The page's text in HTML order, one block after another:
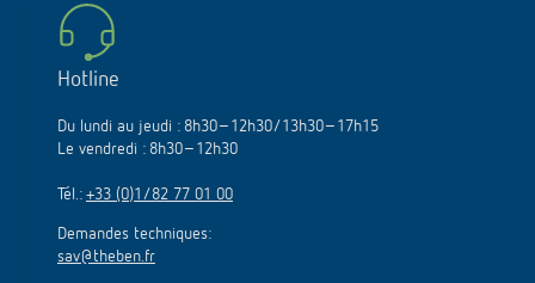
Hotline
Du lundi au jeudi : 8h30–12h30/13h30–17h15
Le vendredi : 8h30–12h30
Tél.: +33 (0)1/82 77 01 00
Demandes techniques:
sav@theben.fr